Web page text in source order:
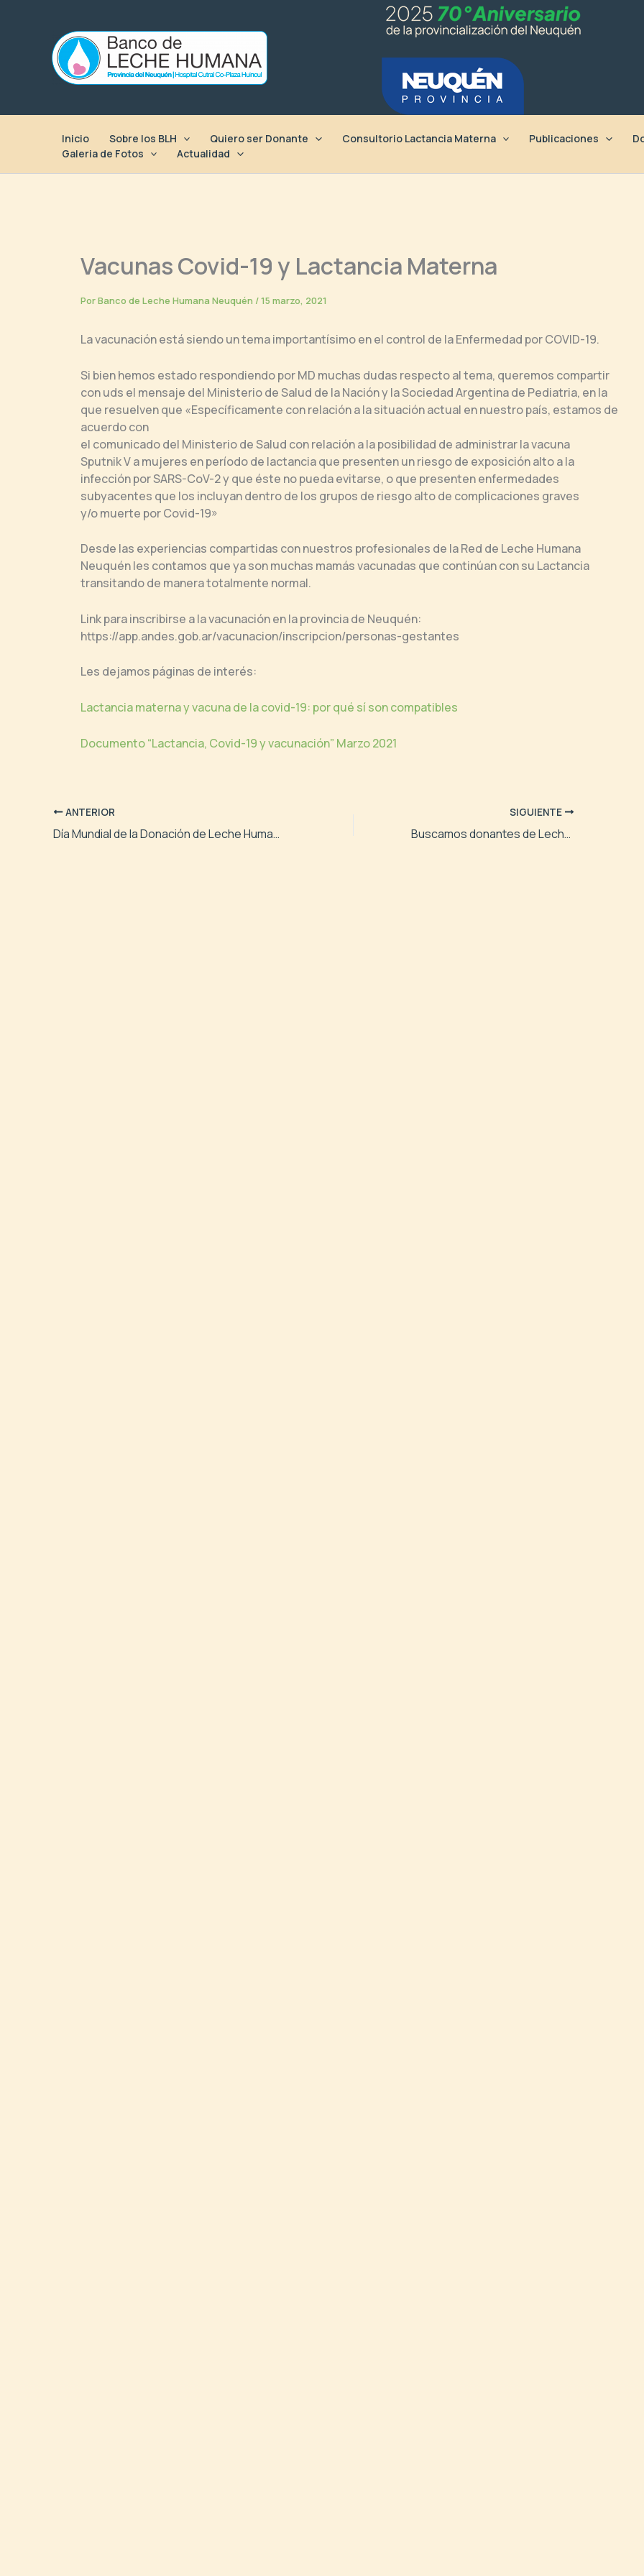
contenido
Inicio Sobre los BLH Quiero ser Donante Consultorio Lactancia Materna Publicaciones
Galeria de Fotos
Actualidad
Vacunas Covid-19 y Lactancia Materna
PorBanco de Leche Humana Neuquén /15 marzo, 2021
La vacunación está siendo un tema importantísimo en el control de la Enfermedad por COVID-19.
Si bien hemos estado respondiendo por MD muchas dudas respecto al tema, queremos compartir
con uds el mensaje del Ministerio de Salud de la Nación y la Sociedad Argentina de Pediatria, en la
que resuelven que «Específicamente con relación a la situación actual en nuestro país, estamos de
acuerdo con
el comunicado del Ministerio de Salud con relación a la posibilidad de administrar la vacuna
Sputnik V a mujeres en período de lactancia que presenten un riesgo de exposición alto a la
infección por SARS-CoV-2 y que éste no pueda evitarse, o que presenten enfermedades
subyacentes que los incluyan dentro de los grupos de riesgo alto de complicaciones graves
y/o muerte por Covid-19»
Desde las experiencias compartidas con nuestros profesionales de la Red de Leche Humana
Neuquén les contamos que ya son muchas mamás vacunadas que continúan con su Lactancia
transitando de manera totalmente normal.
Link para inscribirse a la vacunación en la provincia de Neuquén:
https://app.andes.gob.ar/vacunacion/inscripcion/personas-gestantes
Les dejamos páginas de interés:
Lactancia materna y vacuna de la covid-19: por qué sí son compatibles
Documento “Lactancia, Covid-19 y vacunación” Marzo 2021
ANTERIOR
Día Mundial de la Donación de Leche Humana
SIGUIENTE
Buscamos donantes de Leche Humana